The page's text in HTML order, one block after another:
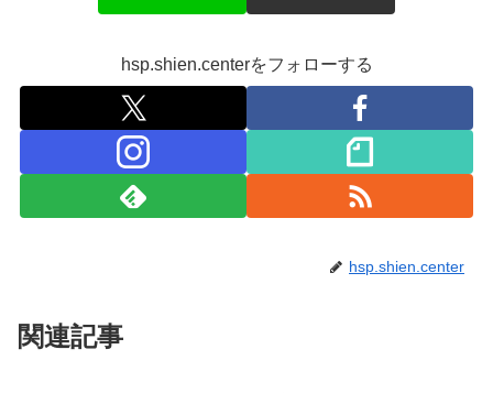
hsp.shien.centerをフォローする
hsp.shien.center
関連記事